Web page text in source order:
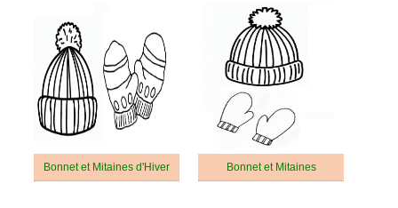
Bonnet et Mitaines d'Hiver Bonnet et Mitaines